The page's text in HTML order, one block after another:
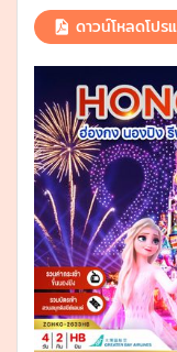
ดาวน์โหลดโปร